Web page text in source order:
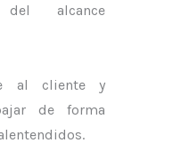
del alcance
al cliente y
de forma